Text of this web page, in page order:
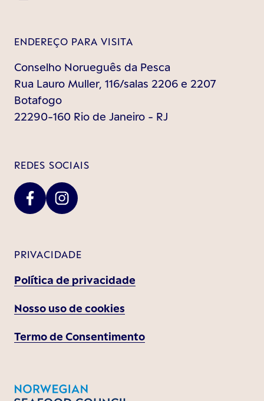
ENDEREÇO PARA VISITA
Conselho Norueguês da Pesca
Rua Lauro Muller, 116/salas 2206 e 2207
Botafogo
22290-160 Rio de Janeiro - RJ
REDES SOCIAIS
PRIVACIDADE
Política de privacidade
Nosso uso de cookies
Termo de Consentimento